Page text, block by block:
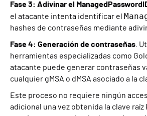
Fase 3: Adivinar el
el atacante intenta identificar el
hashes de contraseñas mediante
Fase 4: Generación de contraseñas .
herramientas especializadas como
atacante puede generar contraseñas
cualquier gMSA o dMSA asociado a la
Este proceso no requiere ningún
adicional una vez obtenida la clave raíz